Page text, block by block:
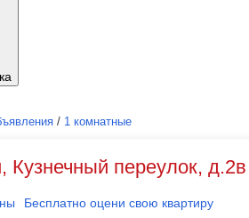
/ 1 комнатные
Кузнечный переулок, д.2в
Бесплатно оцени свою квартиру